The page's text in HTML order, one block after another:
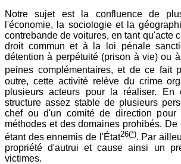
Notre sujet est la confluence de
l'économie, la sociologie et la
contrebande de voitures, en tant qu'acte
droit commun et à la loi pénale
détention à perpétuité (prison à vie) ou
peines complémentaires, et de ce fait
outre, cette activité relève du crime
plusieurs acteurs pour la réaliser. En
structure assez stable de plusieurs
chef ou d'un comité de direction
méthodes et des domaines prohibés.
étant des ennemis de l'État26(*). Par
propriété d'autrui et cause ainsi un
victimes.